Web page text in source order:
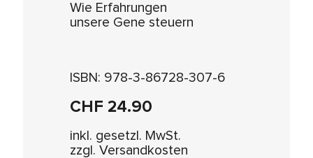
Wie Erfahrungen
unsere Gene steuern
ISBN: 978-3-86728-307-6
CHF24.90
inkl. gesetzl. MwSt.
zzgl. Versandkosten